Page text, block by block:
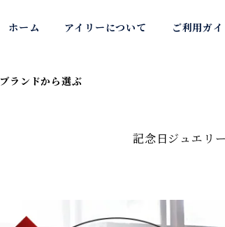
ホーム アイリーについて ご利用ガイ
ブランドから選ぶ
記念日ジュエリ